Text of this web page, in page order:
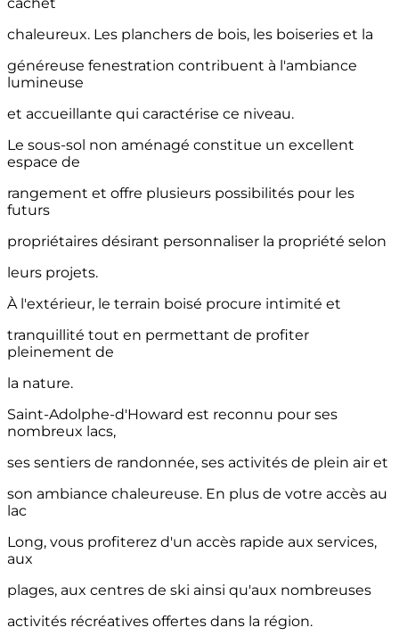
chaleureux. Les planchers de bois, les boiseries et la
généreuse fenestration contribuent à l'ambiance
lumineuse
et accueillante qui caractérise ce niveau.
Le sous-sol non aménagé constitue un excellent
espace de
rangement et offre plusieurs possibilités pour les
futurs
propriétaires désirant personnaliser la propriété selon
leurs projets.
À l'extérieur, le terrain boisé procure intimité et
tranquillité tout en permettant de profiter
pleinement de
la nature.
Saint-Adolphe-d'Howard est reconnu pour ses
nombreux lacs,
ses sentiers de randonnée, ses activités de plein air et
son ambiance chaleureuse. En plus de votre accès au
lac
Long, vous profiterez d'un accès rapide aux services,
aux
plages, aux centres de ski ainsi qu'aux nombreuses
activités récréatives offertes dans la région.